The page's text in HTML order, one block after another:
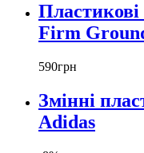
Firm
590грн
Змінні
Adidas